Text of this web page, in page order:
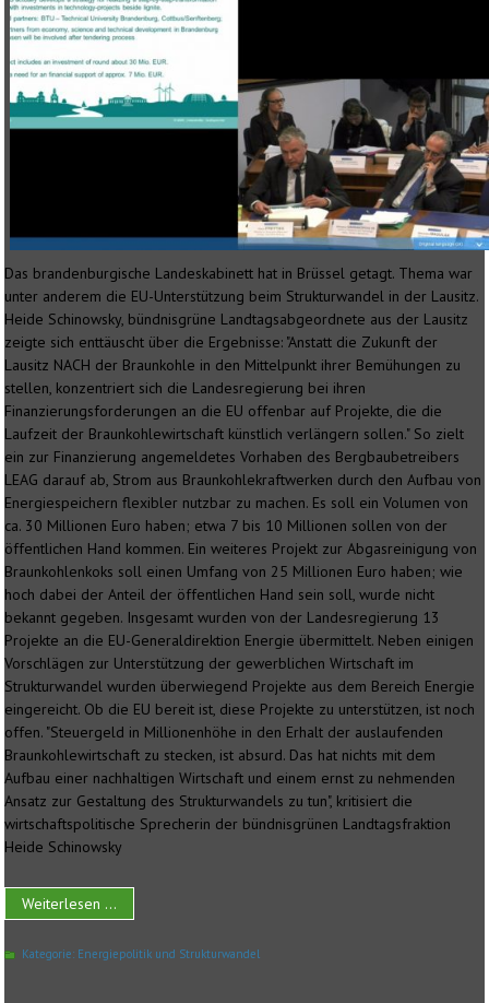
Das brandenburgische Landeskabinett hat in Brüssel getagt. Thema war
unter anderem die EU-Unterstützung beim Strukturwandel in der Lausitz.
Heide Schinowsky, bündnisgrüne Landtagsabgeordnete aus der Lausitz
zeigte sich enttäuscht über die Ergebnisse: "Anstatt die Zukunft der
Lausitz NACH der Braunkohle in den Mittelpunkt ihrer Bemühungen zu
stellen, konzentriert sich die Landesregierung bei ihren
Finanzierungsforderungen an die EU offenbar auf Projekte, die die
Laufzeit der Braunkohlewirtschaft künstlich verlängern sollen." So zielt
ein zur Finanzierung angemeldetes Vorhaben des Bergbaubetreibers
LEAG darauf ab, Strom aus Braunkohlekraftwerken durch den Aufbau von
Energiespeichern flexibler nutzbar zu machen. Es soll ein Volumen von
ca. 30 Millionen Euro haben; etwa 7 bis 10 Millionen sollen von der
öffentlichen Hand kommen. Ein weiteres Projekt zur Abgasreinigung von
Braunkohlenkoks soll einen Umfang von 25 Millionen Euro haben; wie
hoch dabei der Anteil der öffentlichen Hand sein soll, wurde nicht
bekannt gegeben. Insgesamt wurden von der Landesregierung 13
Projekte an die EU-Generaldirektion Energie übermittelt. Neben einigen
Vorschlägen zur Unterstützung der gewerblichen Wirtschaft im
Strukturwandel wurden überwiegend Projekte aus dem Bereich Energie
eingereicht. Ob die EU bereit ist, diese Projekte zu unterstützen, ist noch
offen. "Steuergeld in Millionenhöhe in den Erhalt der auslaufenden
Braunkohlewirtschaft zu stecken, ist absurd. Das hat nichts mit dem
Aufbau einer nachhaltigen Wirtschaft und einem ernst zu nehmenden
Ansatz zur Gestaltung des Strukturwandels zu tun", kritisiert die
wirtschaftspolitische Sprecherin der bündnisgrünen Landtagsfraktion
Heide Schinowsky
Weiterlesen ...
Kategorie: Energiepolitik und Strukturwandel